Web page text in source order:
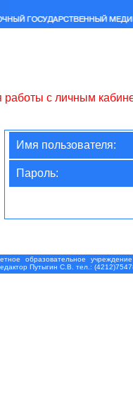
работы с личным
Имя пользователя:
Пароль:
образовательное
Путыгин С.В. тел.: